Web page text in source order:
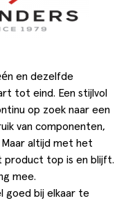
en dezelfde
tot eind. Een stijlvol
op zoek naar een
van componenten,
Maar altijd met het
product top is en blijft.
mee.
goed bij elkaar te